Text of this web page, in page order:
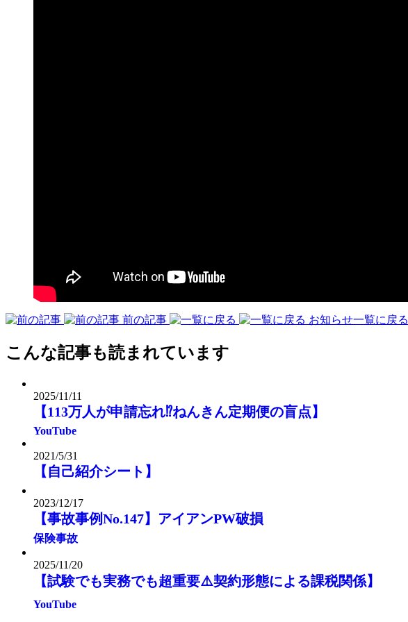
前の記事 お知らせ一覧に戻る
こんな記事も読まれています
2025/11/11
【113万人が申請忘れ⁉️ねんきん定期便の盲点】
YouTube
2021/5/31
【自己紹介シート】
2023/12/17
【事故事例No.147】アイアンPW破損
保険事故
2025/11/20
【試験でも実務でも超重要⚠️契約形態による課税関係】
YouTube